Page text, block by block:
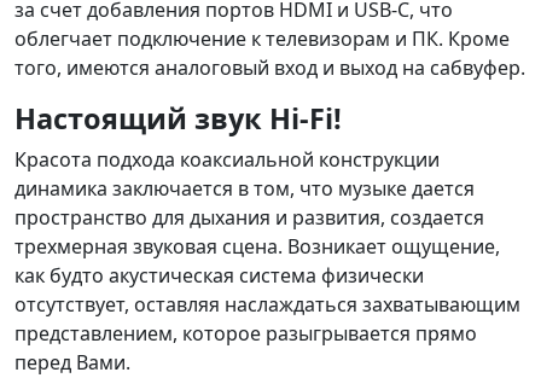
за счет добавления портов HDMI и USB-C, что
облегчает подключение к телевизорам и ПК. Кроме
того, имеются аналоговый вход и выход на сабвуфер.
Настоящий звук Hi-Fi!
Красота подхода коаксиальной конструкции
динамика заключается в том, что музыке дается
пространство для дыхания и развития, создается
трехмерная звуковая сцена. Возникает ощущение,
как будто акустическая система физически
отсутствует, оставляя наслаждаться захватывающим
представлением, которое разыгрывается прямо
перед Вами.